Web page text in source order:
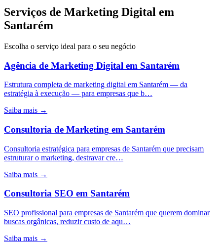
Serviços de Marketing Digital em
Santarém
Escolha o serviço ideal para o seu negócio
Agência de Marketing Digital em Santarém
Estrutura completa de marketing digital em Santarém — da
estratégia à execução — para empresas que b…
Saiba mais →
Consultoria de Marketing em Santarém
Consultoria estratégica para empresas de Santarém que precisam
estruturar o marketing, destravar cre…
Saiba mais →
Consultoria SEO em Santarém
SEO profissional para empresas de Santarém que querem dominar
buscas orgânicas, reduzir custo de aqu…
Saiba mais →